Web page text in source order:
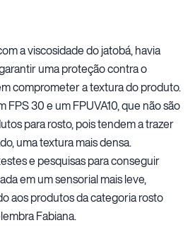
a viscosidade do jatobá, havia
uma proteção contra o
comprometer a textura do produto.
FPS 30 e um FPUVA10, que não são
para rosto, pois tendem a trazer
uma textura mais densa.
e pesquisas para conseguir
em um sensorial mais leve,
aos produtos da categoria rosto
Fabiana.